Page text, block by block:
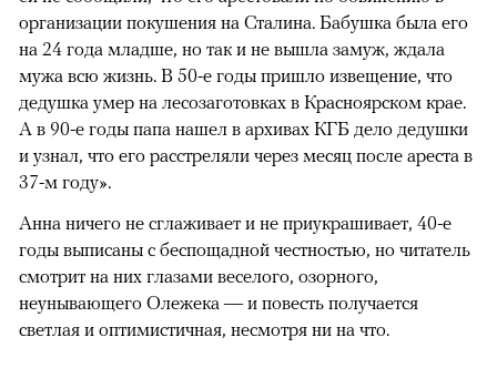
организации покушения на Сталина. Бабушка была его
на 24 года младше, но так и не вышла замуж, ждала
мужа всю жизнь. В 50-е годы пришло извещение, что
дедушка умер на лесозаготовках в Красноярском крае.
А в 90-е годы папа нашел в архивах КГБ дело дедушки
и узнал, что его расстреляли через месяц после ареста в
37-м году».
Анна ничего не сглаживает и не приукрашивает, 40-е
годы выписаны с беспощадной честностью, но читатель
смотрит на них глазами веселого, озорного,
неунывающего Олежека — и повесть получается
светлая и оптимистичная, несмотря ни на что.